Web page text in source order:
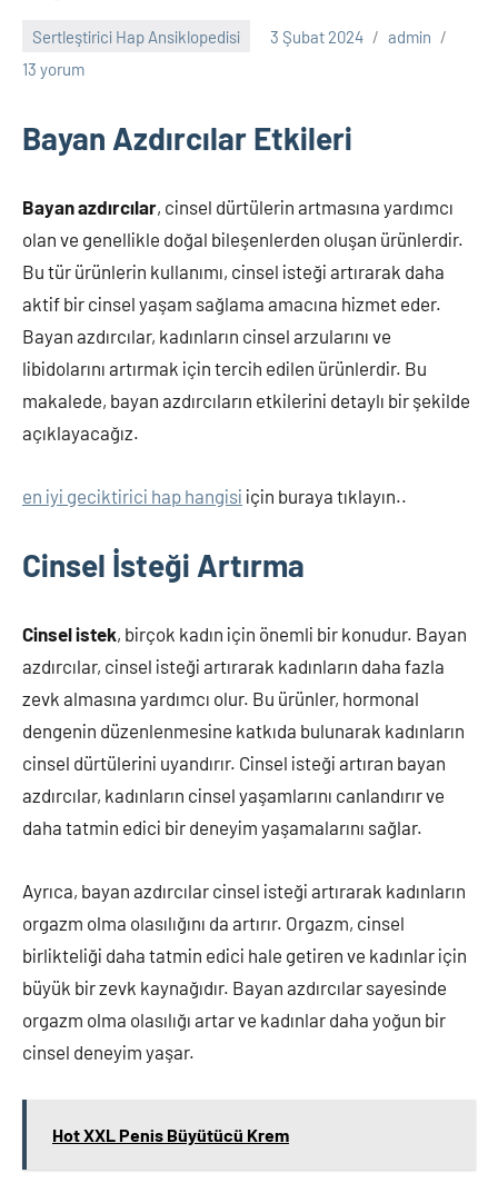
Sertleştirici Hap Ansiklopedisi 3 Şubat 2024
admin
13 yorum
Bayan Azdırcılar Etkileri
Bayan azdırcılar, cinsel dürtülerin artmasına yardımcı
olan ve genellikle doğal bileşenlerden oluşan ürünlerdir.
Bu tür ürünlerin kullanımı, cinsel isteği artırarak daha
aktif bir cinsel yaşam sağlama amacına hizmet eder.
Bayan azdırcılar, kadınların cinsel arzularını ve
libidolarını artırmak için tercih edilen ürünlerdir. Bu
makalede, bayan azdırcıların etkilerini detaylı bir şekilde
açıklayacağız.
en iyi geciktirici hap hangisi için buraya tıklayın..
Cinsel İsteği Artırma
Cinsel istek, birçok kadın için önemli bir konudur. Bayan
azdırcılar, cinsel isteği artırarak kadınların daha fazla
zevk almasına yardımcı olur. Bu ürünler, hormonal
dengenin düzenlenmesine katkıda bulunarak kadınların
cinsel dürtülerini uyandırır. Cinsel isteği artıran bayan
azdırcılar, kadınların cinsel yaşamlarını canlandırır ve
daha tatmin edici bir deneyim yaşamalarını sağlar.
Ayrıca, bayan azdırcılar cinsel isteği artırarak kadınların
orgazm olma olasılığını da artırır. Orgazm, cinsel
birlikteliği daha tatmin edici hale getiren ve kadınlar için
büyük bir zevk kaynağıdır. Bayan azdırcılar sayesinde
orgazm olma olasılığı artar ve kadınlar daha yoğun bir
cinsel deneyim yaşar.
Hot XXL Penis Büyütücü Krem